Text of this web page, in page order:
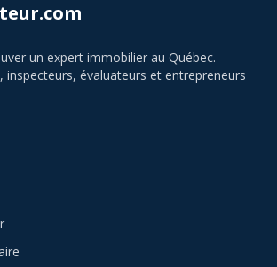
un expert immobilier au Québec.
inspecteurs, évaluateurs et entrepreneurs